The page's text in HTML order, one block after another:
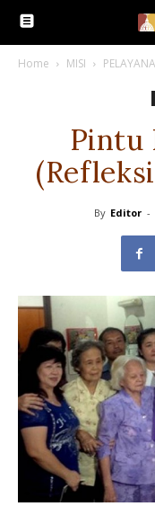
Home MISI
Pintu
By Editor -